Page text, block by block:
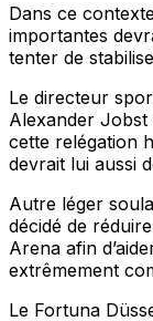
Dans ce
importantes
tenter de
Le directeur
Alexander Jobst
cette relégation
devrait lui aussi
Autre léger
décidé de
Arena afin
extrêmement
Le Fortuna